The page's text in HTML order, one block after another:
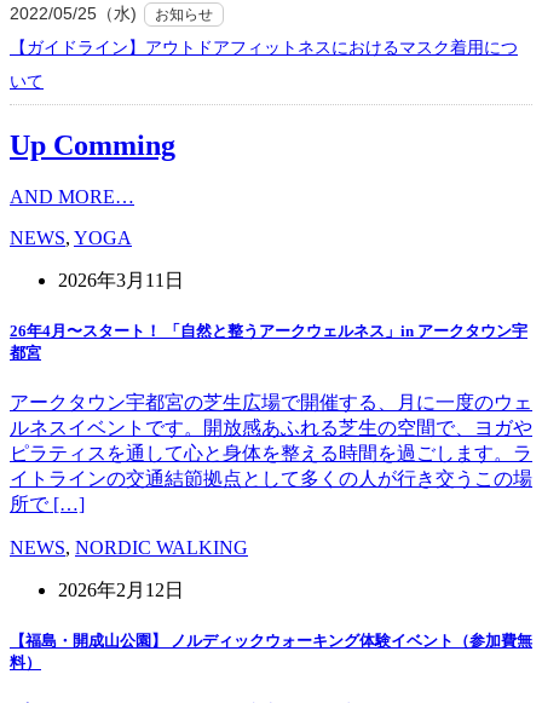
2022/05/25（水) お知らせ
【ガイドライン】アウトドアフィットネスにおけるマスク着用につ
いて
Up Comming
AND MORE…
NEWS, YOGA
2026年3月11日
26年4月〜スタート！ 「自然と整うアークウェルネス」in アークタウン宇
都宮
アークタウン宇都宮の芝生広場で開催する、月に一度のウェ
ルネスイベントです。開放感あふれる芝生の空間で、ヨガや
ピラティスを通して心と身体を整える時間を過ごします。ラ
イトラインの交通結節拠点として多くの人が行き交うこの場
所で […]
NEWS, NORDIC WALKING
2026年2月12日
【福島・開成山公園】 ノルディックウォーキング体験イベント（参加費無
料）